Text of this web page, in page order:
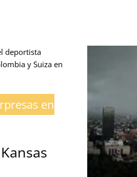
deportista
y Suiza en
en